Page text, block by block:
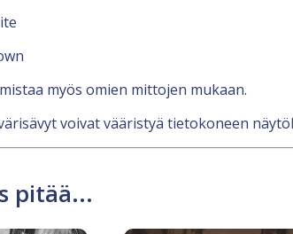
myös omien mittojen mukaan.
voivat vääristyä tietokoneen
pitää...